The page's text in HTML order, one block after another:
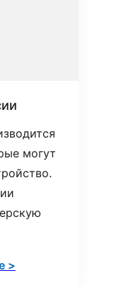
могут
>